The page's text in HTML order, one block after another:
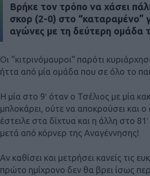
Βρήκε τον τρόπο να χάσει
σκορ (2-0) στο “καταραμένο”
αγώνες με τη δεύτερη ομάδα
Οι “κιτρινόμαυροι” παρότι
ήττα από μία ομάδα που σε όλο το
Η μία στο 9′ όταν ο Τσέλιος με μία
μπλοκάρει, ούτε να αποκρούσει και
έστειλε στα δίχτυα και η άλλη στο
μετά από κόρνερ της Αναγέννησης!
Αν καθίσει και μετρήσει κανείς τις
πρώτο ημίχρονο δεν θα βρει ίσως